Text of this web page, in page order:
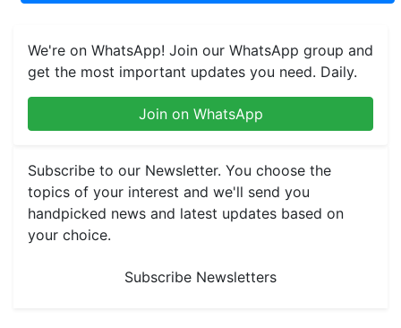
We're on WhatsApp! Join our WhatsApp group and
get the most important updates you need. Daily.
Join on WhatsApp
Subscribe to our Newsletter. You choose the
topics of your interest and we'll send you
handpicked news and latest updates based on
your choice.
Subscribe Newsletters